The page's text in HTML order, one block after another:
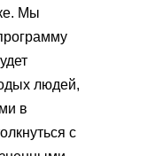
Мы
людей,
в
с